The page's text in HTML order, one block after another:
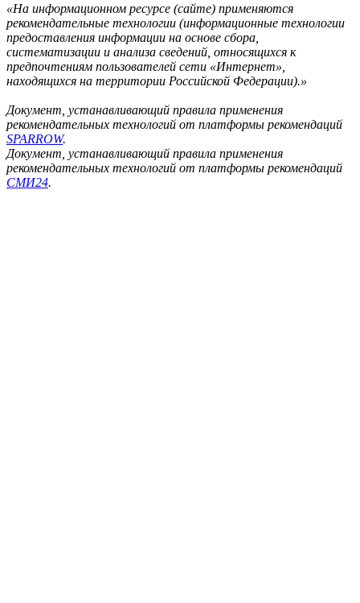
«На информационном ресурсе (сайте) применяются
рекомендательные технологии (информационные технологии
предоставления информации на основе сбора,
систематизации и анализа сведений, относящихся к
предпочтениям пользователей сети «Интернет»,
находящихся на территории Российской Федерации).»
Документ, устанавливающий правила применения
рекомендательных технологий от платформы рекомендаций
SPARROW.
Документ, устанавливающий правила применения
рекомендательных технологий от платформы рекомендаций
СМИ24.